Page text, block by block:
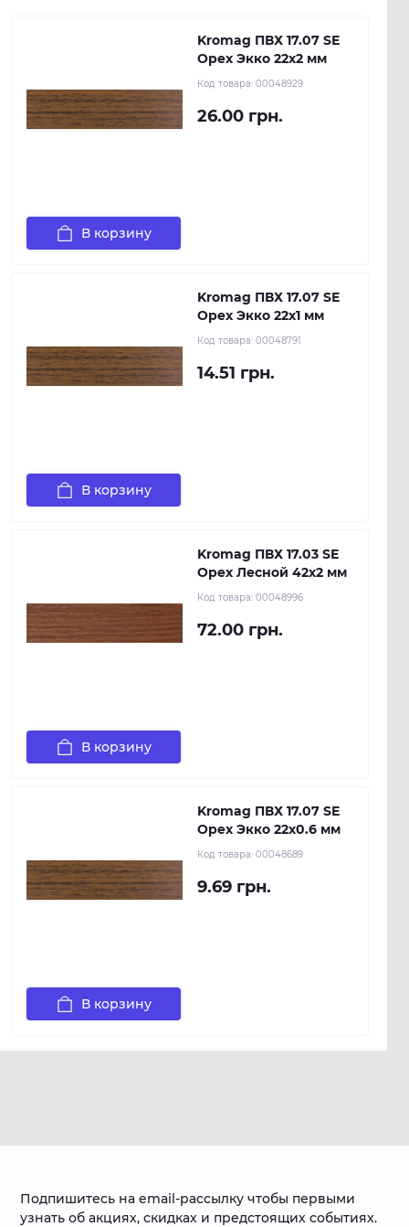
Kromag ПВХ 17.07 SЕ
Орех Экко 22х2 мм
Код товара: 00048929
26.00 грн.
В корзину
Kromag ПВХ 17.07 SЕ
Орех Экко 22х1 мм
Код товара: 00048791
14.51 грн.
В корзину
Kromag ПВХ 17.03 SЕ
Орех Лесной 42х2 мм
Код товара: 00048996
72.00 грн.
В корзину
Kromag ПВХ 17.07 SЕ
Орех Экко 22х0.6 мм
Код товара: 00048689
9.69 грн.
В корзину
Подпишитесь на email-рассылку чтобы первыми
узнать об акциях, скидках и предстоящих событиях.